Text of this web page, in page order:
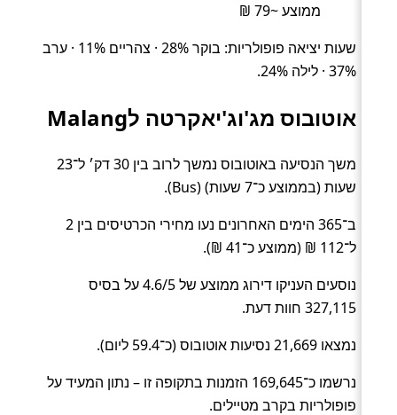
ממוצע ~79 ₪
שעות יציאה פופולריות: בוקר 28% · צהריים 11% · ערב
37% · לילה 24%.
אוטובוס מג'וג'יאקרטה לMalang
משך הנסיעה באוטובוס נמשך לרוב בין 30 דק׳ ל־23
שעות (בממוצע כ־7 שעות) (Bus).
ב־365 הימים האחרונים נעו מחירי הכרטיסים בין 2
ל־112 ₪ (ממוצע כ־41 ₪).
נוסעים העניקו דירוג ממוצע של 4.6/5 על בסיס
327,115 חוות דעת.
נמצאו 21,669 נסיעות אוטובוס (כ־59.4 ליום).
נרשמו כ־169,645 הזמנות בתקופה זו – נתון המעיד על
פופולריות בקרב מטיילים.